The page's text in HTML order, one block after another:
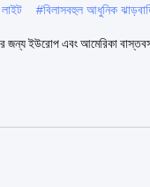
#বিলাসবহুল আধুনিক
জন্য ইউরোপ এবং আমেরিকা